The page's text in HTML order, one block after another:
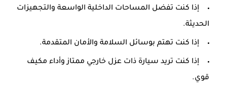
إذا كنت تفضل المساحات الداخلية الواسعة والتجهيزات
الحديثة.
إذا كنت تهتم بوسائل السلامة والأمان المتقدمة.
إذا كنت تريد سيارة ذات عزل خارجي ممتاز وأداء مكيف
قوي.